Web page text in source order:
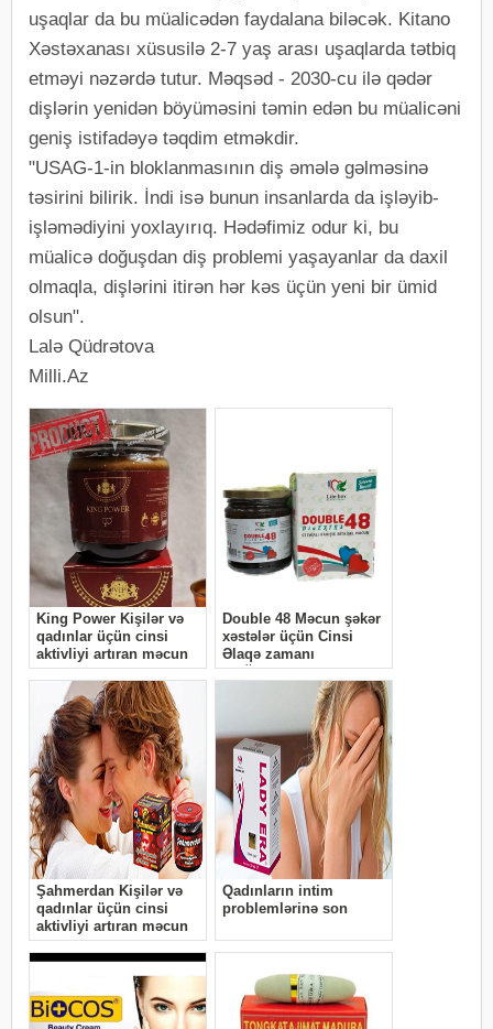
uşaqlar da bu müalicədən faydalana biləcək. Kitano
Xəstəxanası xüsusilə 2-7 yaş arası uşaqlarda tətbiq
etməyi nəzərdə tutur. Məqsəd - 2030-cu ilə qədər
dişlərin yenidən böyüməsini təmin edən bu müalicəni
geniş istifadəyə təqdim etməkdir.
"USAG-1-in bloklanmasının diş əmələ gəlməsinə
təsirini bilirik. İndi isə bunun insanlarda da işləyib-
işləmədiyini yoxlayırıq. Hədəfimiz odur ki, bu
müalicə doğuşdan diş problemi yaşayanlar da daxil
olmaqla, dişlərini itirən hər kəs üçün yeni bir ümid
olsun".
Lalə Qüdrətova
Milli.Az